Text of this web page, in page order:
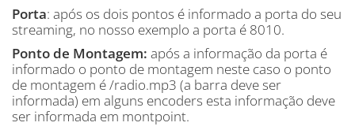
Porta: após os dois pontos é informado a porta do seu
streaming, no nosso exemplo a porta é 8010.
Ponto de Montagem: após a informação da porta é
informado o ponto de montagem neste caso o ponto
de montagem é /radio.mp3 (a barra deve ser
informada) em alguns encoders esta informação deve
ser informada em montpoint.